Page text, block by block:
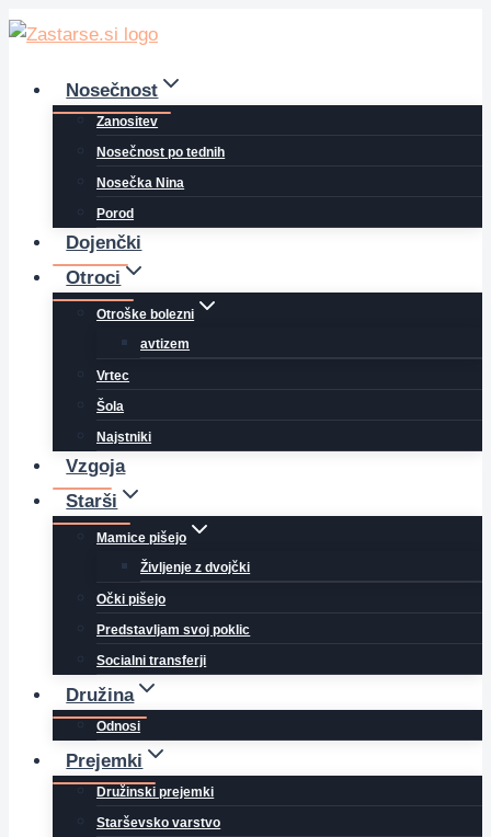
Skip
contentNosečnost
Zanositev
Nosečnost po tednih
Nosečka Nina
Porod
Dojenčki
Otroci
Otroške bolezni
avtizem
Vrtec
Šola
Najstniki
Vzgoja
Starši
Mamice pišejo
Življenje z dvojčki
Očki pišejo
Predstavljam svoj poklic
Socialni transferji
Družina
Odnosi
Prejemki
Družinski prejemki
Starševsko varstvo